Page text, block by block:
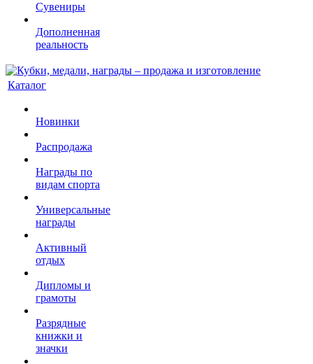
Сувениры
Дополненная
реальность
Каталог
Новинки
Распродажа
Награды по
видам спорта
Универсальные
награды
Активный
отдых
Дипломы и
грамоты
Разрядные
книжки и
значки